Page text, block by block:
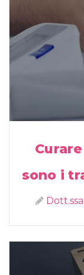
sono i